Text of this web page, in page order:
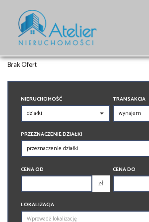
DZIAŁKI NA WYNAJEM
Brak Ofert
NIERUCHOMOŚĆ TRANSAKCJA
PRZEZNACZENIE DZIAŁKI
CENA OD
zł
200 000 zł
CENA DO
200 000 zł
LOKALIZACJA